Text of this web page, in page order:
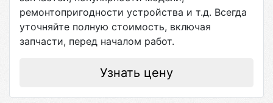
ремонтопригодности устройства и т.д. Всегда
уточняйте полную стоимость, включая
запчасти, перед началом работ.
Узнать цену